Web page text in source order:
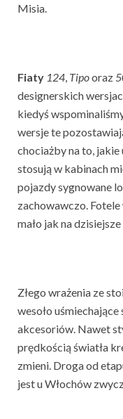
Misia.
Fiaty 124, Tipooraz
designerskich
kiedyś
wersje te
chociażby na to,
stosują w kabinach
pojazdy sygnowane
zachowawczo.
mało jak na
Złego wrażenia ze
wesoło
akcesoriów. Nawet
prędkością światła
zmieni. Droga od
jest u Włochów